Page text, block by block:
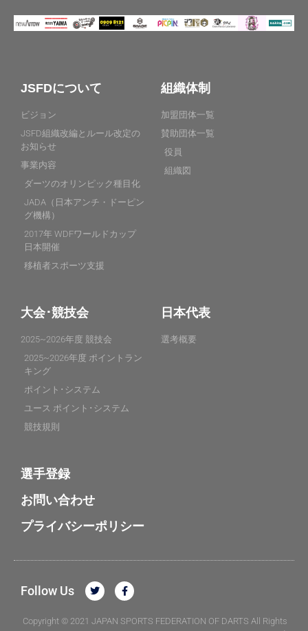
JSFDについて
ビジョン
JSFD組織改編とルール改定の
お知らせ
事業内容
ダーツのオリンピック種目化
JADA（日本アンチ・ドーピン
グ機構）
2017年 WDFワールドカップ
日本開催
移植者スポーツ支援
組織体制
加盟団体一覧
賛助団体一覧
役員
組織図
大会･競技会
2025~2026年度 競技会
2025~2026年度 ポイントラン
キング
ポイント･システム
ユース ポイント･システム
競技規則
日本代表
選考概要
選手登録
お問い合わせ
プライバシーポリシー
Follow Us
Copyright © 2021 JAPAN SPORTS FEDERATION OF DARTS All Rights